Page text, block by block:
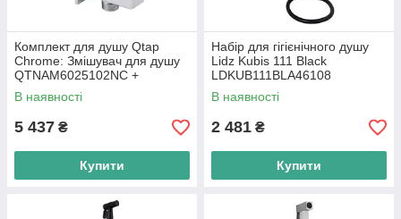
Комплект для душу Qtap
Chrome: Змішувач для душу
QTNAM6025102NC +
Гігієнічний набір
QTSETCRMA021 +
В наявності
5 437 ₴
Купити
Набір для гігієнічного душу
Lidz Kubis 111 Black
LDKUB111BLA46108
прямокутний
В наявності
2 481 ₴
Купити